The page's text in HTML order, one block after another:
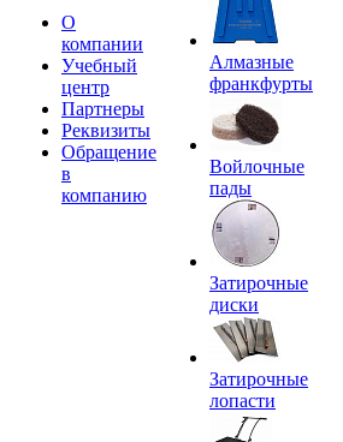
О
компании
Учебный
центр
Партнеры
Реквизиты
Обращение
в
компанию
Алмазные
франкфурты
Войлочные
пады
Затирочные
диски
Затирочные
лопасти